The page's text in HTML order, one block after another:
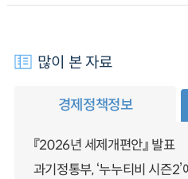
많이 본 자료
경제정책정보
『2026년 세제개편안』 발표
과기정통부, ‘누누티비 시즌